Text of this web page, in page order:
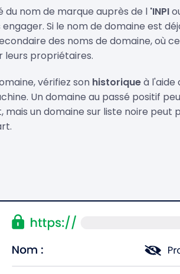
du nom de marque auprès de l 'INPI
Si le nom de domaine est
des noms de domaine, où
leurs propriétaires.
vérifiez son historiqueà l'aide
Un domaine au passé positif
un domaine sur liste noire peut